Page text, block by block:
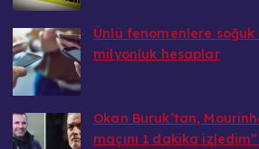
Ünlü fenomenlere
milyonluk hesaplar
Okan Buruk’tan,
maçını 1 dakika